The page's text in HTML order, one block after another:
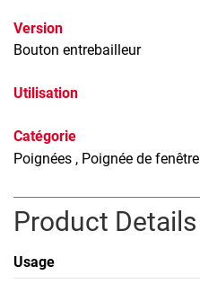
Version
Bouton entrebailleur
Utilisation
Catégorie
Poignées , Poignée de fenêtre
Product Details
Usage